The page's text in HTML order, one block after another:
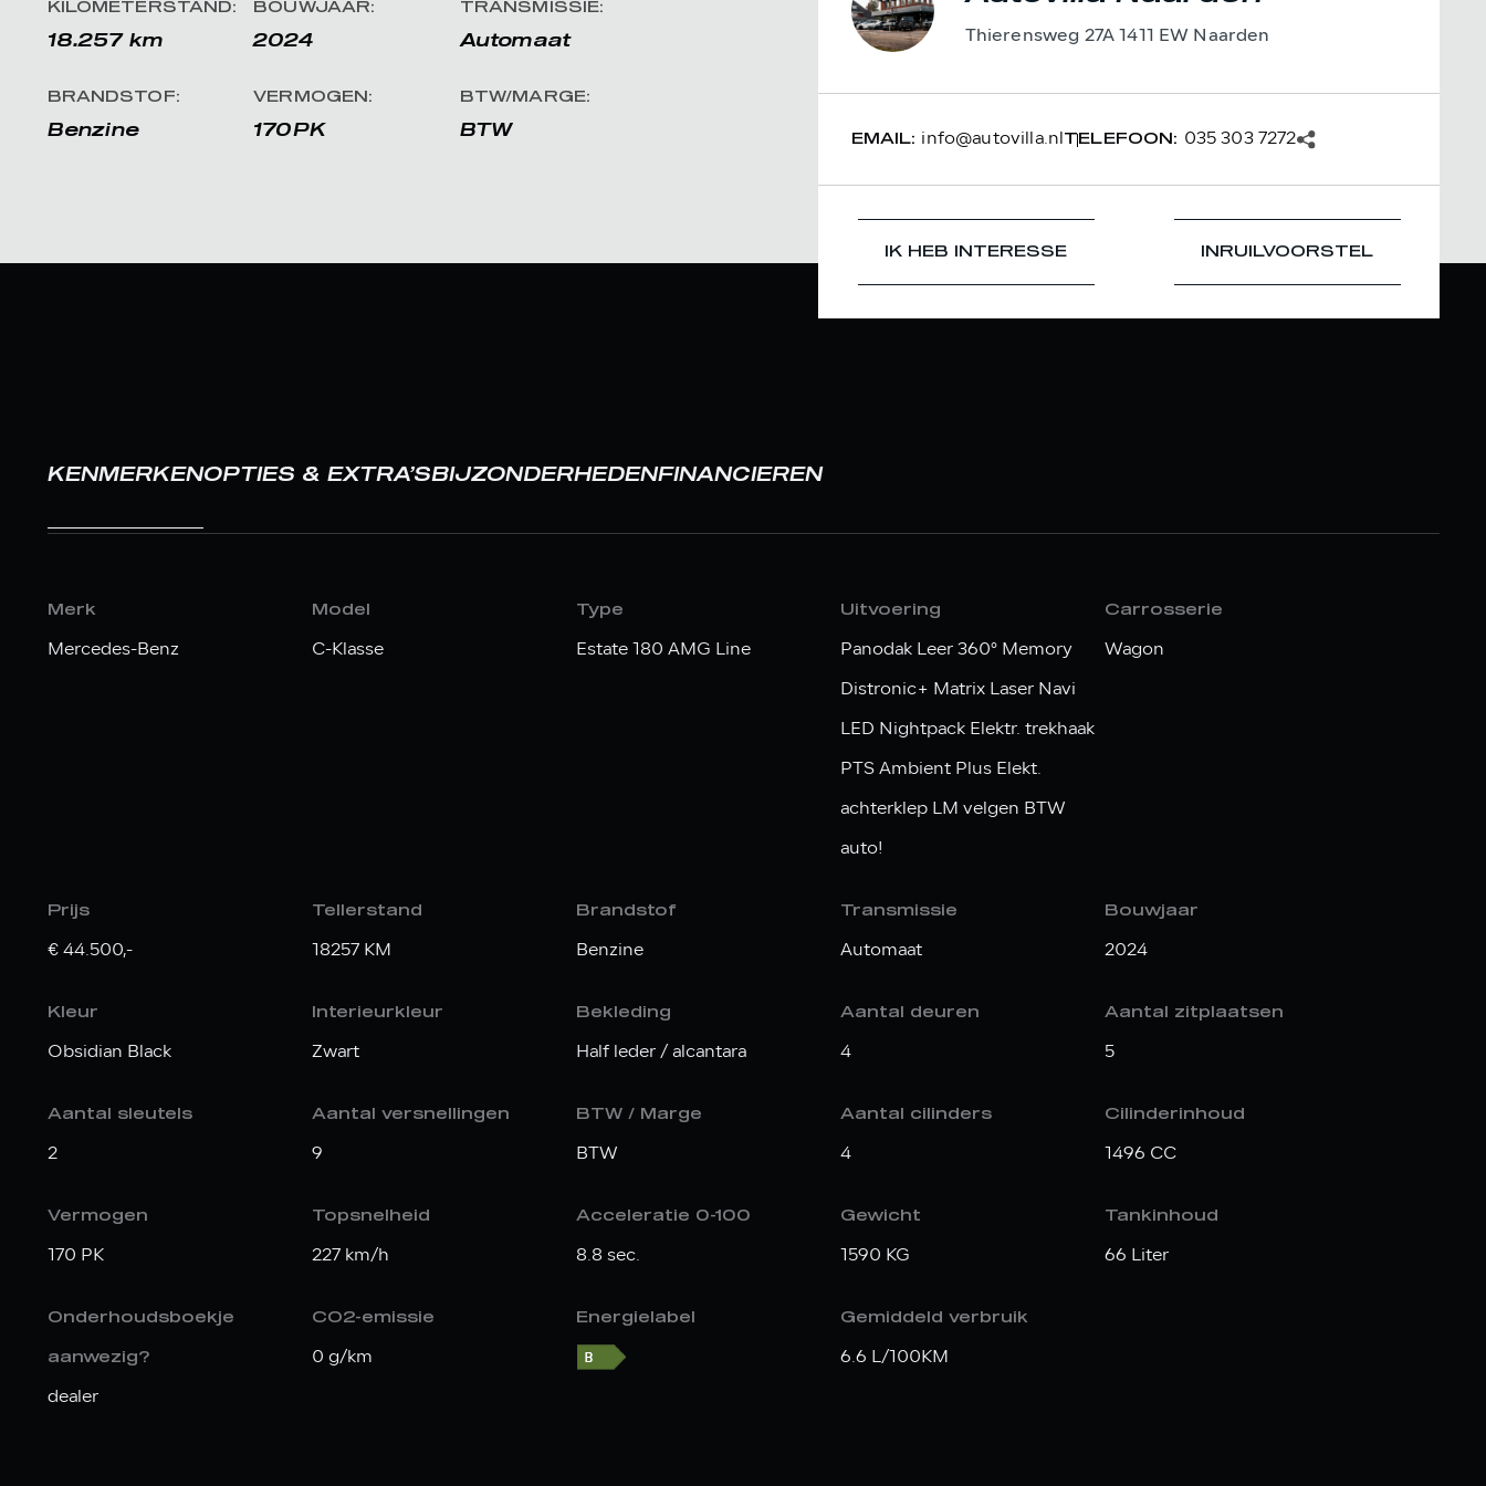
KILOMETERSTAND:
18.257 km
BOUWJAAR:
2024
TRANSMISSIE:
Automaat
BRANDSTOF:
Benzine
VERMOGEN:
170PK
BTW/MARGE:
BTW
Thierensweg 27A 1411 EW Naarden
EMAIL: info@autovilla.nl TELEFOON: 035 303 7272
IK HEB INTERESSE INRUILVOORSTEL
KENMERKENOPTIES & EXTRA’SBIJZONDERHEDENFINANCIEREN
Merk
Mercedes-Benz
Model
C-Klasse
Type
Estate 180 AMG Line
Uitvoering
Panodak Leer 360° Memory
Distronic+ Matrix Laser Navi
LED Nightpack Elektr. trekhaak
PTS Ambient Plus Elekt.
achterklep LM velgen BTW
auto!
Carrosserie
Wagon
Prijs
€ 44.500,-
Tellerstand
18257 KM
Brandstof
Benzine
Transmissie
Automaat
Bouwjaar
2024
Kleur
Obsidian Black
Interieurkleur
Zwart
Bekleding
Half leder / alcantara
Aantal deuren
4
Aantal zitplaatsen
5
Aantal sleutels
2
Aantal versnellingen
9
BTW / Marge
BTW
Aantal cilinders
4
Cilinderinhoud
1496 CC
Vermogen
170 PK
Topsnelheid
227 km/h
Acceleratie 0-100
8.8 sec.
Gewicht
1590 KG
Tankinhoud
66 Liter
Onderhoudsboekje
aanwezig?
dealer
CO2-emissie
0 g/km
Energielabel Gemiddeld verbruik
6.6 L/100KM